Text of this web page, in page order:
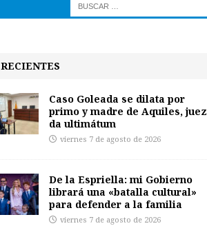
RECIENTES
Caso Goleada se dilata por
primo y madre de Aquiles, juez
da ultimátum
viernes 7 de agosto de 2026
De la Espriella: mi Gobierno
librará una «batalla cultural»
para defender a la familia
viernes 7 de agosto de 2026